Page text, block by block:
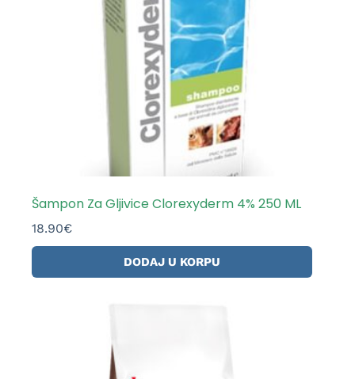
Šampon Za Gljivice Clorexyderm 4% 250 ML
18.90€
DODAJ U KORPU